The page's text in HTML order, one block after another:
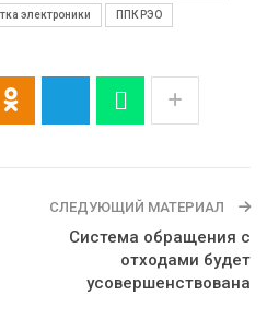
электроники ППК РЭО
СЛЕДУЮЩИЙ МАТЕРИАЛ
Система обращения с
отходами будет
усовершенствована